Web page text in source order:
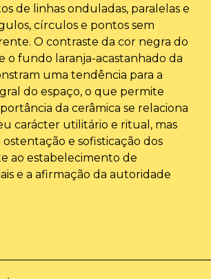
de linhas onduladas, paralelas e
círculos e pontos sem
O contraste da cor negra do
o fundo laranja-acastanhado da
uma tendência para a
do espaço, o que permite
da cerâmica se relaciona
carácter utilitário e ritual, mas
e sofisticação dos
ao estabelecimento de
e a afirmação da autoridade